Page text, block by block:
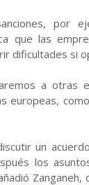
por
que las
dificultades si
a otras
europeas,
un
los